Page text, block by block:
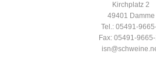
Kirchplatz 2
49401 Damme
Tel.: 05491-
Fax: 05491-